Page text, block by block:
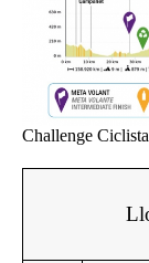
Challenge